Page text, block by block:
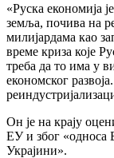
«Руска економија
земља, почива на
милијардама као
време криза које
треба да то има у
економског
Он је на крају
ЕУ и због «односа
Украјини».